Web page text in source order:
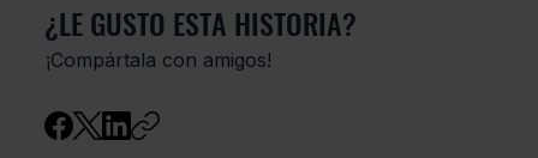
¿LE GUSTO ESTA HISTORIA?
​¡Compártala con amigos!